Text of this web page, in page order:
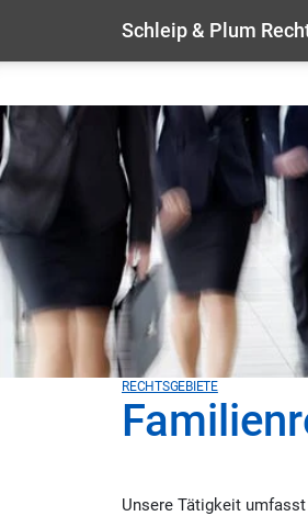
Schleip & Plum
RECHTSGEBIETE
Unsere Tätigkeit